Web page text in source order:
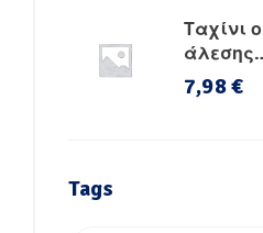
Ταχίνι
άλεσης
χωρίς
7,98€
Tags